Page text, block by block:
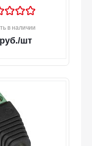
в наличии
/шт